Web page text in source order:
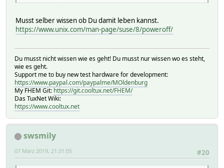
Musst selber wissen ob Du damit leben kannst.
https://www.unix.com/man-page/suse/8/poweroff/
Du musst nicht wissen wie es geht! Du musst nur wissen wo es steht,
wie es geht.
Support me to buy new test hardware for development:
https://www.paypal.com/paypalme/MOldenburg
My FHEM Git: https://git.cooltux.net/FHEM/
Das TuxNet Wiki:
https://www.cooltux.net
swsmily
#20
07 März 2019, 21:31:05